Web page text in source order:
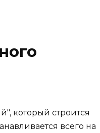
который строится
всего на